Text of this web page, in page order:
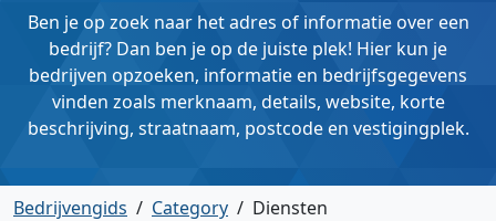
Ben je op zoek naar het adres of informatie over een
bedrijf? Dan ben je op de juiste plek! Hier kun je
bedrijven opzoeken, informatie en bedrijfsgegevens
vinden zoals merknaam, details, website, korte
beschrijving, straatnaam, postcode en vestigingplek.
Bedrijvengids / Category / Diensten